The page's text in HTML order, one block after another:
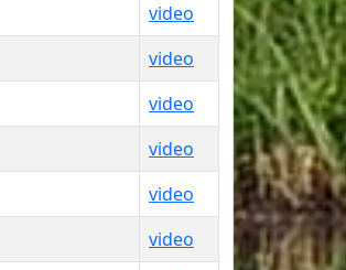
video
video
video
video
video
video